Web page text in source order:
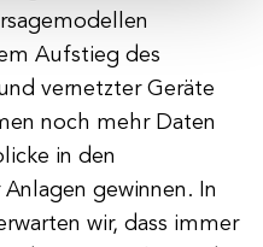
Aufstieg des
vernetzter Geräte
noch mehr Daten
in den
gewinnen. In
wir, dass immer